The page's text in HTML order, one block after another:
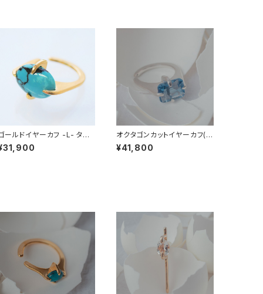
ールドイヤーカフ -L- ター
イズ (ネットトルコ石)
オクタゴンカットイヤーカフ(シ
ルバー) -L- カラーチェンジフ
ローライト
¥41,800